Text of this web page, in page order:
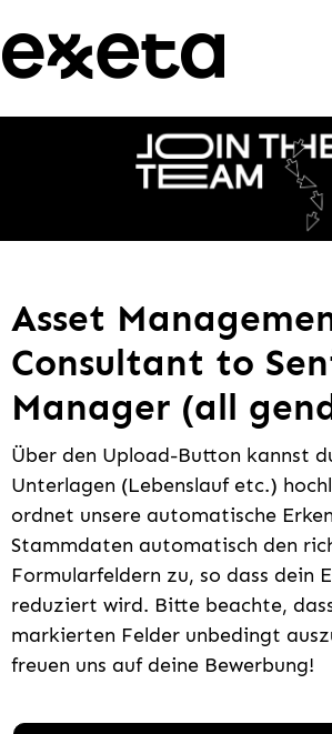
Asset
Consultant to
Manager (all
Über den Upload-Button kannst
Unterlagen (Lebenslauf etc.)
ordnet unsere automatische
Stammdaten automatisch den
Formularfeldern zu, so dass dein
reduziert wird. Bitte beachte,
markierten Felder unbedingt
freuen uns auf deine Bewerbung!